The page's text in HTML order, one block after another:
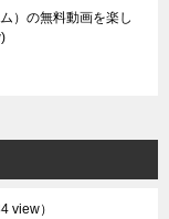
）の無料動画を楽し
view）